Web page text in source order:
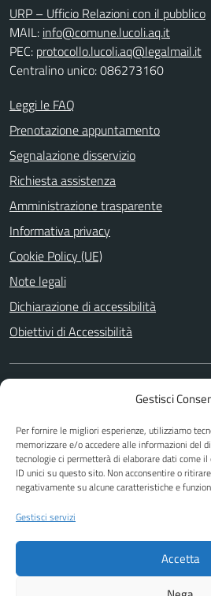
Gestisci
Per fornire le migliori esperienze, utilizziamo
memorizzare e/o accedere alle informazioni del
tecnologie ci permetterà di elaborare dati come
ID unici su questo sito. Non acconsentire o
negativamente su alcune caratteristiche e
Gestisci servizi
Accetta
URP – Ufficio Relazioni con il pubblico
MAIL: info@comune.lucoli.aq.it
PEC: protocollo.lucoli.aq@legalmail.it
Centralino unico: 086273160
Leggi le FAQ
Prenotazione appuntamento
Segnalazione disservizio
Richiesta assistenza
Amministrazione trasparente
Informativa privacy
Cookie Policy (UE)
Note legali
Dichiarazione di accessibilità
Obiettivi di Accessibilità
Attuazione Misure PNRR